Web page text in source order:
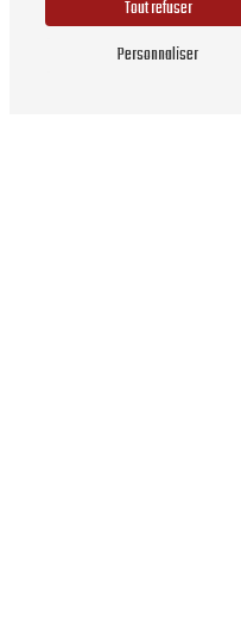
Tout refuser
Personnaliser